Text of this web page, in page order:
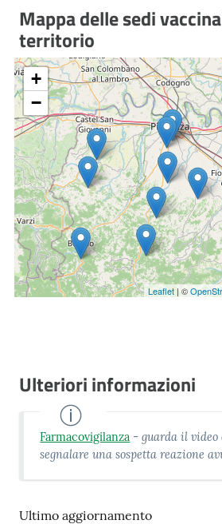
Mappa delle sedi
territorio
+
−
Leaflet | ©
Ulteriori informazioni
Farmacovigilanza -guarda il video
segnalare una sospetta reazione
Ultimo aggiornamento